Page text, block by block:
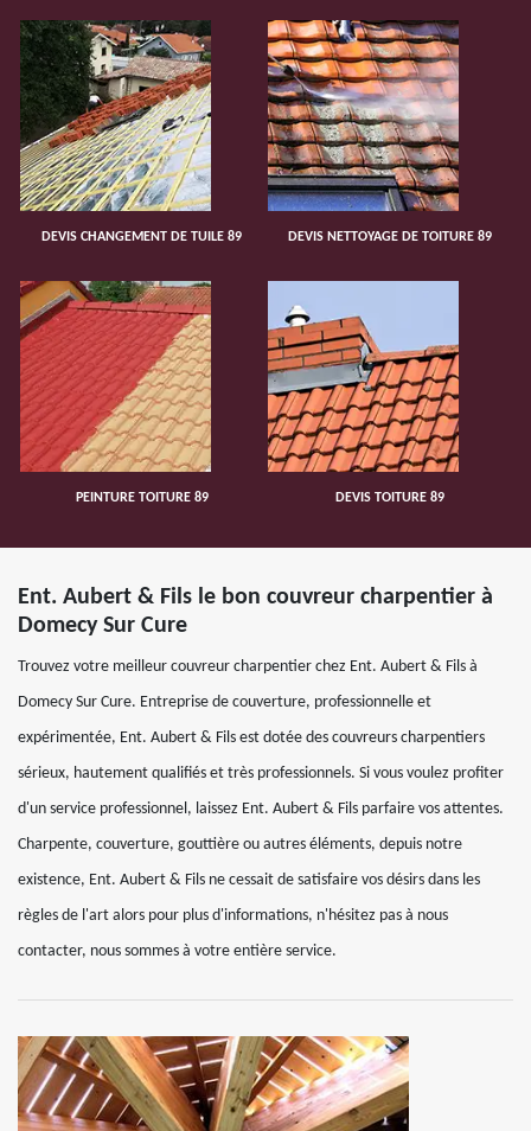
DEVIS CHANGEMENT DE TUILE 89 DEVIS NETTOYAGE DE TOITURE 89
PEINTURE TOITURE 89 DEVIS TOITURE 89
Ent. Aubert & Fils le bon couvreur charpentier à
Domecy Sur Cure
Trouvez votre meilleur couvreur charpentier chez Ent. Aubert & Fils à
Domecy Sur Cure. Entreprise de couverture, professionnelle et
expérimentée, Ent. Aubert & Fils est dotée des couvreurs charpentiers
sérieux, hautement qualifiés et très professionnels. Si vous voulez profiter
d'un service professionnel, laissez Ent. Aubert & Fils parfaire vos attentes.
Charpente, couverture, gouttière ou autres éléments, depuis notre
existence, Ent. Aubert & Fils ne cessait de satisfaire vos désirs dans les
règles de l'art alors pour plus d'informations, n'hésitez pas à nous
contacter, nous sommes à votre entière service.